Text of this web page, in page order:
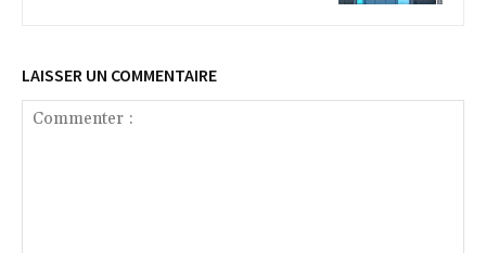
LAISSER UN COMMENTAIRE